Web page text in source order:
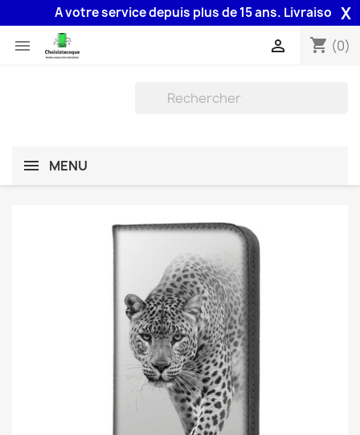
A votre service depuis plus de 15 ans. Livraison 48H
X
 shopping_cart (0)

MENU